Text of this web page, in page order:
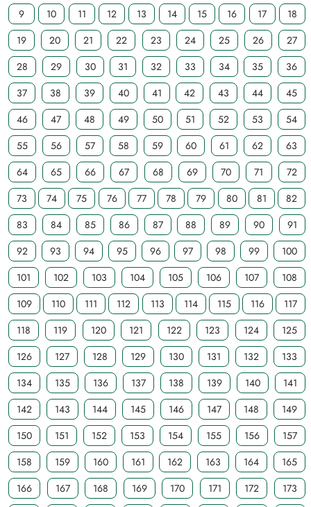
9
10 11 12 13 14 15 16 17
18
19
20 21 22 23 24 25 26
27
28
29 30 31 32 33 34 35
36
37
38 39 40 41 42 43 44
45
46
47 48 49 50 51 52 53
54
55
56 57 58 59 60 61 62
63
64
65 66 67 68 69 70 71
72
73
74 75 76 77 78 79 80 81
82
83
84 85 86 87 88 89 90
91
92
93 94 95 96 97 98 99
100
101
102 103 104 105 106 107
108
109
110 111 112 113 114 115 116
117
118
119 120 121 122 123 124
125
126
127 128 129 130 131 132
133
134
135 136 137 138 139 140
141
142
143 144 145 146 147 148
149
150
151 152 153 154 155 156
157
158
159 160 161 162 163 164
165
166
167 168 169 170 171 172
173